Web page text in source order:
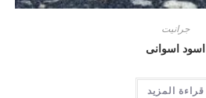
جرانيت
اسود اسوانى
قراءة المزيد